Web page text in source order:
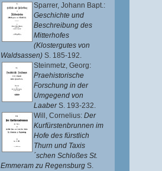
Sparrer, Johann Bapt.:
Geschichte und
Beschreibung des
Mitterhofes
(Klostergutes von
Waldsassen) S. 185-192.
Steinmetz, Georg:
Praehistorische
Forschung in der
Umgegend von
LaaberS. 193-232.
Will, Cornelius: Der
Kurfürstenbrunnen im
Hofe des fürstlich
Thurn und Taxis
´schen Schloßes St.
Emmeram zu Regensburg S.